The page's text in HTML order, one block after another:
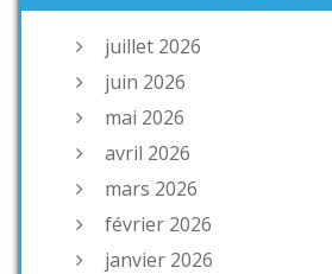
juillet 2026
juin 2026
mai 2026
avril 2026
mars 2026
février 2026
janvier 2026